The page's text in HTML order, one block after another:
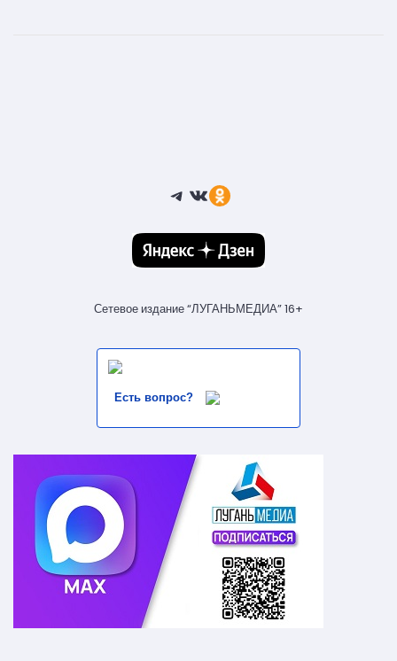
Telegram
ВКонтакте
Ссылка
Сетевое издание “ЛУГАНЬМЕДИА” 16+
Есть вопрос?